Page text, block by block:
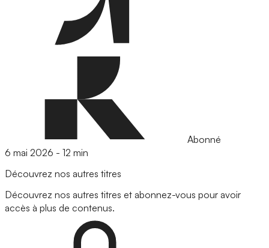
Abonné
6 mai 2026 - 12 min
Découvrez nos autres titres
Découvrez nos autres titres et abonnez-vous pour avoir
accès à plus de contenus.